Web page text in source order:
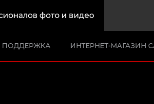
фото и видео
ПОДДЕРЖКА ИНТЕРНЕТ-МАГАЗИН